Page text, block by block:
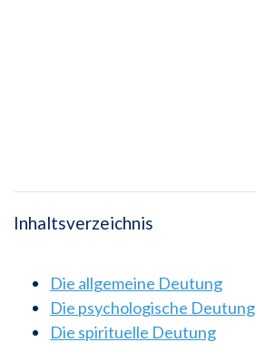
Inhaltsverzeichnis
Die allgemeine Deutung
Die psychologische Deutung
Die spirituelle Deutung